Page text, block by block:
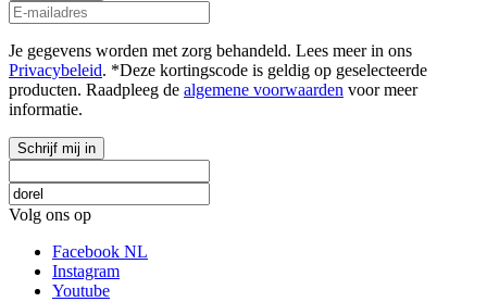
Je gegevens worden met zorg behandeld. Lees meer in ons
Privacybeleid. *Deze kortingscode is geldig op geselecteerde
producten. Raadpleeg de algemene voorwaarden voor meer
informatie.
Schrijf mij in
Volg ons op
Facebook NL
Instagram
Youtube